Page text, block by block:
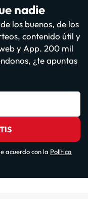
nadie
los buenos, de los
contenido útil y
y App. 200 mil
¿te apuntas
acuerdo con la Política